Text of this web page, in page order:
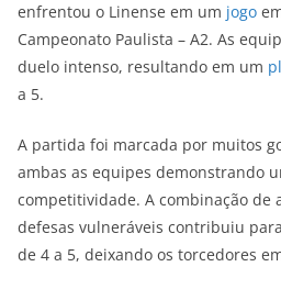
enfrentou o Linense em um jogo
Campeonato Paulista – A2. As
duelo intenso, resultando em um
a 5.
A partida foi marcada por muitos
ambas as equipes demonstrando
competitividade. A combinação de
defesas vulneráveis contribuiu
de 4 a 5, deixando os torcedores